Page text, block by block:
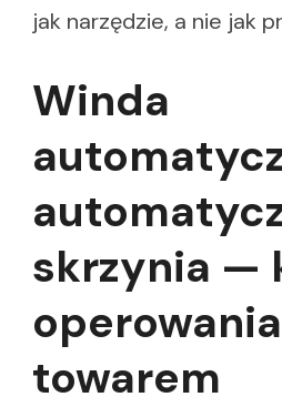
jak narzędzie, a nie jak
Winda
skrzynia —
operowania
towarem